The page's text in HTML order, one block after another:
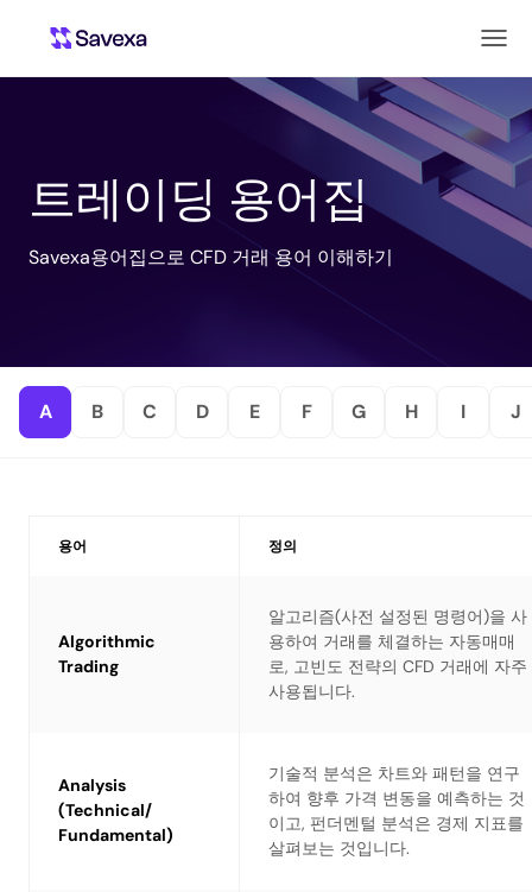
트레이딩 용어집
Savexa용어집으로 CFD 거래 용어 이해하기
A B C D E F G H I J
용어 정의
Algorithmic
Trading
알고리즘(사전 설정된 명령어)을 사
용하여 거래를 체결하는 자동매매
로, 고빈도 전략의 CFD 거래에 자주
사용됩니다.
Analysis
(Technical/
Fundamental)
기술적 분석은 차트와 패턴을 연구
하여 향후 가격 변동을 예측하는 것
이고, 펀더멘털 분석은 경제 지표를
살펴보는 것입니다.